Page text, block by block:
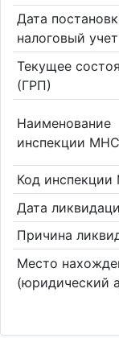
Дата
налоговый учет
Текущее
(ГРП)
Наименование
инспекции МНС
Код
Дата
Причина
Место
(юридический